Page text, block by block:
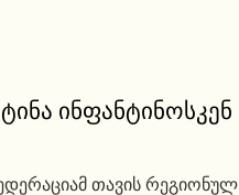
ინფანტინოსკენ
თავის რეგიონულ